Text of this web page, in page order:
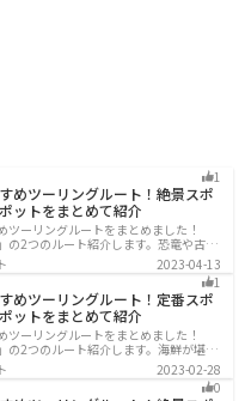
1
めツーリングルート！絶景スポ
ットをまとめて紹介
ツーリングルートをまとめました！
の2つのルート紹介します。恐竜や古代
魅力に溢れるスポットが多数ありま
県にツーリングに行く際は参考にして
2023-04-13
1
めツーリングルート！定番スポ
ットをまとめて紹介
ツーリングルートをまとめました！
の2つのルート紹介します。海鮮が堪能
勝地、自然豊かな山々があるのでツー
いです。バイクで茨城県にツーリング
てください。
2023-02-28
0